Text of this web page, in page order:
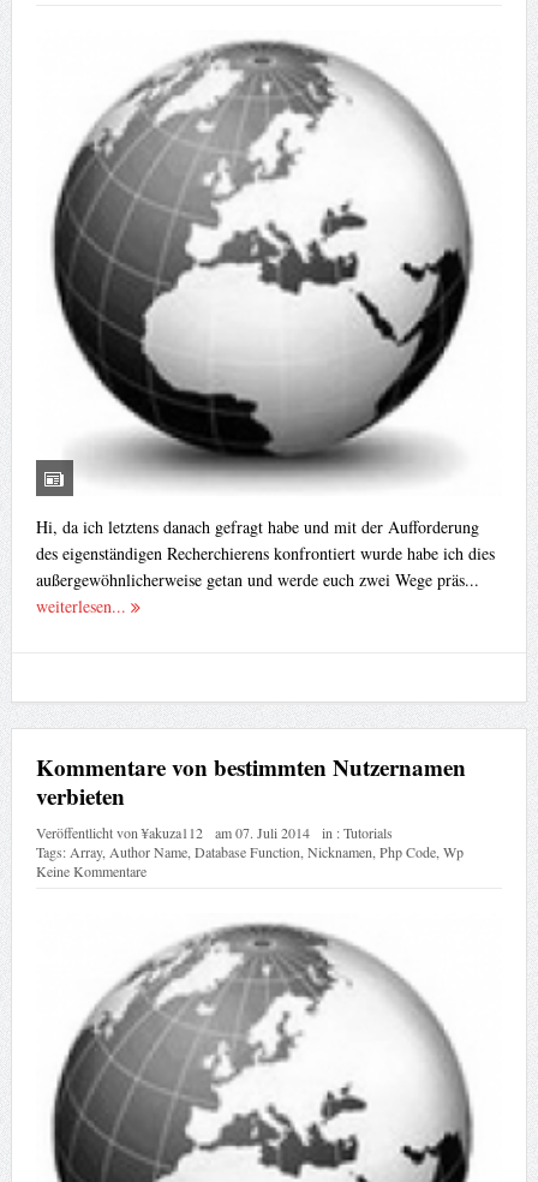
Hi, da ich letztens danach gefragt habe und mit der Aufforderung
des eigenständigen Recherchierens konfrontiert wurde habe ich dies
außergewöhnlicherweise getan und werde euch zwei Wege präs...
weiterlesen...
Kommentare von bestimmten Nutzernamen
verbieten
Veröffentlicht von¥akuza112 am07. Juli 2014 in :Tutorials
Tags: Array, Author Name, Database Function Nicknamen Php Code, Wp
Keine Kommentare